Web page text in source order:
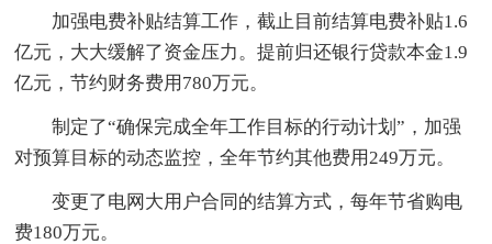
加强电费补贴结算工作，截止目前结算电费补贴1.6
亿元，大大缓解了资金压力。提前归还银行贷款本金1.9
亿元，节约财务费用780万元。
制定了“确保完成全年工作目标的行动计划”，加强
对预算目标的动态监控，全年节约其他费用249万元。
变更了电网大用户合同的结算方式，每年节省购电
费180万元。